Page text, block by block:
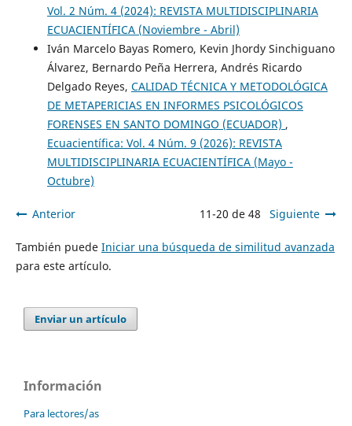
Vol. 2 Núm. 4 (2024): REVISTA MULTIDISCIPLINARIA
ECUACIENTÍFICA (Noviembre - Abril)
Iván Marcelo Bayas Romero, Kevin Jhordy Sinchiguano
Álvarez, Bernardo Peña Herrera, Andrés Ricardo
Delgado Reyes, CALIDAD TÉCNICA Y METODOLÓGICA
DE METAPERICIAS EN INFORMES PSICOLÓGICOS
FORENSES EN SANTO DOMINGO (ECUADOR) ,
Ecuacientífica: Vol. 4 Núm. 9 (2026): REVISTA
MULTIDISCIPLINARIA ECUACIENTÍFICA (Mayo -
Octubre)
Anterior 11-20 de 48 Siguiente
También puede Iniciar una búsqueda de similitud avanzada
para este artículo.
Enviar un artículo
Información
Para lectores/as